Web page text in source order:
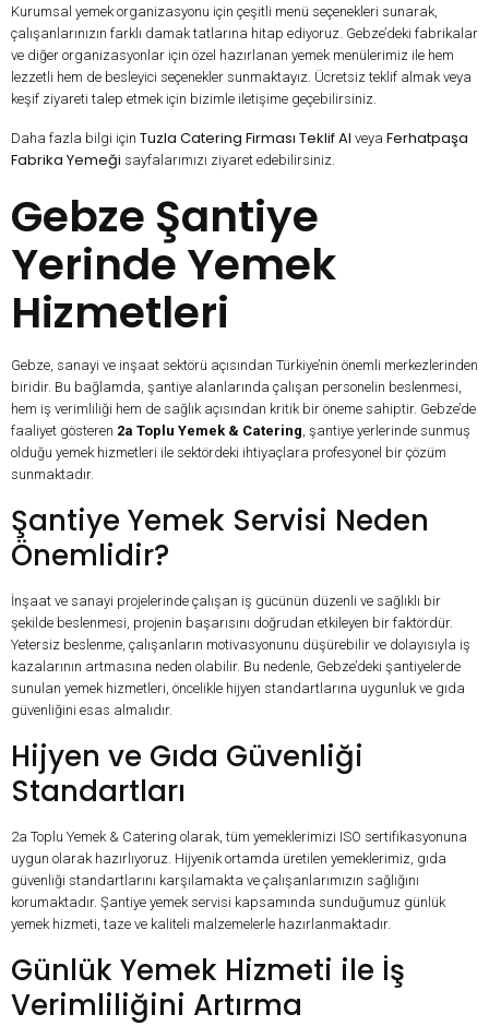
Kurumsal yemek organizasyonu için çeşitli menü seçenekleri sunarak,
çalışanlarınızın farklı damak tatlarına hitap ediyoruz. Gebze’deki fabrikalar
ve diğer organizasyonlar için özel hazırlanan yemek menülerimiz ile hem
lezzetli hem de besleyici seçenekler sunmaktayız. Ücretsiz teklif almak veya
keşif ziyareti talep etmek için bizimle iletişime geçebilirsiniz.
Daha fazla bilgi için Tuzla Catering Firması Teklif Al veya Ferhatpaşa
Fabrika Yemeği sayfalarımızı ziyaret edebilirsiniz.
Gebze Şantiye
Yerinde Yemek
Hizmetleri
Gebze, sanayi ve inşaat sektörü açısından Türkiye’nin önemli merkezlerinden
biridir. Bu bağlamda, şantiye alanlarında çalışan personelin beslenmesi,
hem iş verimliliği hem de sağlık açısından kritik bir öneme sahiptir. Gebze’de
faaliyet gösteren 2a Toplu Yemek & Catering , şantiye yerlerinde sunmuş
olduğu yemek hizmetleri ile sektördeki ihtiyaçlara profesyonel bir çözüm
sunmaktadır.
Şantiye Yemek Servisi Neden
Önemlidir?
İnşaat ve sanayi projelerinde çalışan iş gücünün düzenli ve sağlıklı bir
şekilde beslenmesi, projenin başarısını doğrudan etkileyen bir faktördür.
Yetersiz beslenme, çalışanların motivasyonunu düşürebilir ve dolayısıyla iş
kazalarının artmasına neden olabilir. Bu nedenle, Gebze’deki şantiyelerde
sunulan yemek hizmetleri, öncelikle hijyen standartlarına uygunluk ve gıda
güvenliğini esas almalıdır.
Hijyen ve Gıda Güvenliği
Standartları
2a Toplu Yemek & Catering olarak, tüm yemeklerimizi ISO sertifikasyonuna
uygun olarak hazırlıyoruz. Hijyenik ortamda üretilen yemeklerimiz, gıda
güvenliği standartlarını karşılamakta ve çalışanlarımızın sağlığını
korumaktadır. Şantiye yemek servisi kapsamında sunduğumuz günlük
yemek hizmeti, taze ve kaliteli malzemelerle hazırlanmaktadır.
Günlük Yemek Hizmeti ile İş
Verimliliğini Artırma